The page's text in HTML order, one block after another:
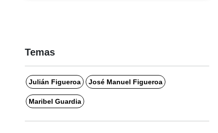
Temas
Julián Figueroa José Manuel Figueroa
Maribel Guardia